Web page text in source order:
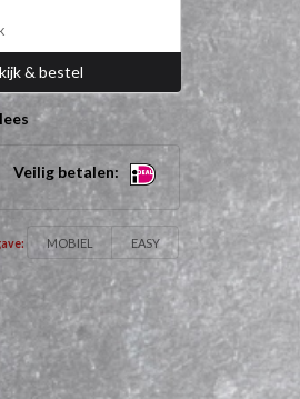
& bestel
Veilig betalen:
MOBIEL EASY